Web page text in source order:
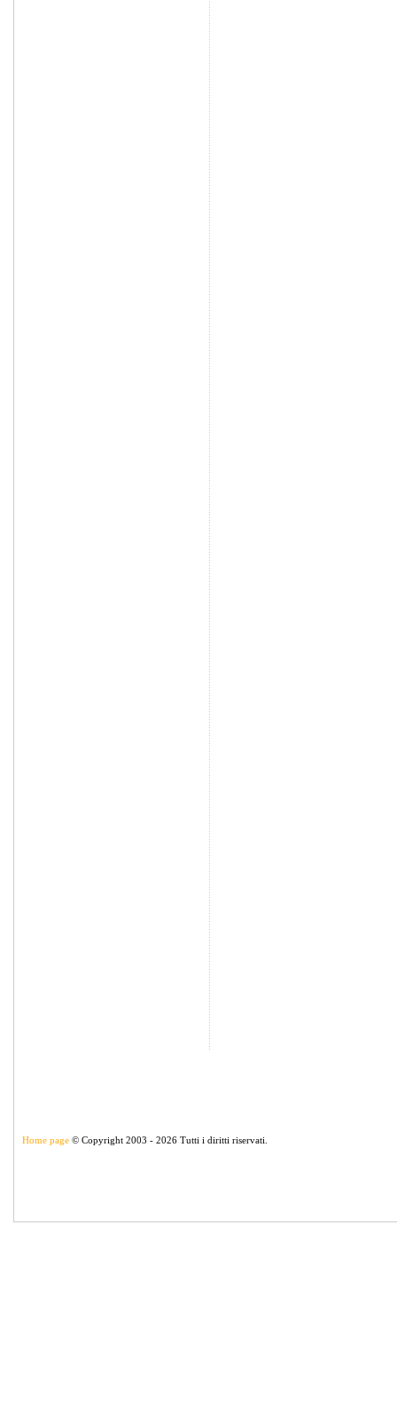
Home page © Copyright 2003 - 2026 Tutti i diritti riservati.